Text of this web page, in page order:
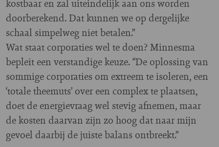
kostbaar en zal uiteindelijk aan ons worden
doorberekend. Dat kunnen we op dergelijke
schaal simpelweg niet betalen.”
Wat staat corporaties wel te doen? Minnesma
bepleit een verstandige keuze. “De oplossing van
sommige corporaties om extreem te isoleren, een
‘totale theemuts’ over een complex te plaatsen,
doet de energievraag wel stevig afnemen, maar
de kosten daarvan zijn zo hoog dat naar mijn
gevoel daarbij de juiste balans ontbreekt.”